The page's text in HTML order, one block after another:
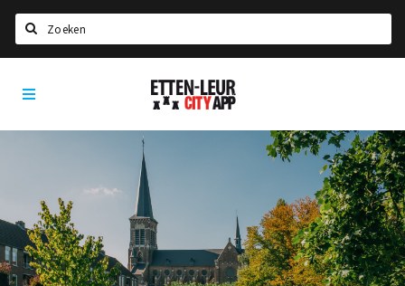
Home
Agenda
Party pics
Nieuws, interviews & blogs
Eten
Etten-
Leur